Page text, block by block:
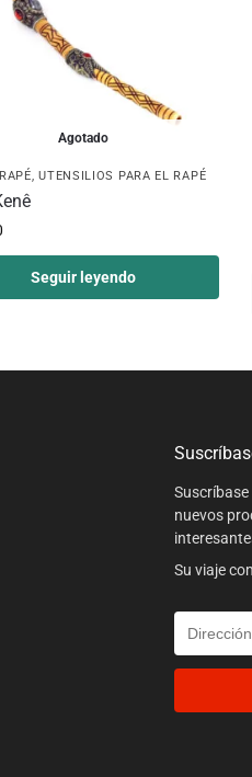
Agotado
,UTENSILIOS PARA EL RAPÉ
Seguir leyendo
nuevos
Su viaje